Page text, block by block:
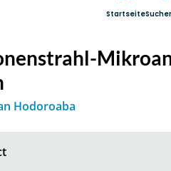
Startseite
Hodoroaba